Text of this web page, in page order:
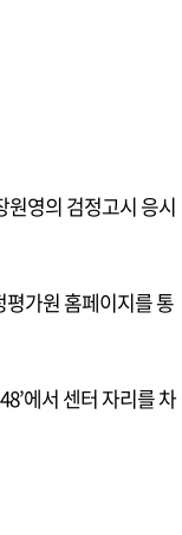
원영의 검정고시 응시
가원 홈페이지를 통
에서 센터 자리를 차